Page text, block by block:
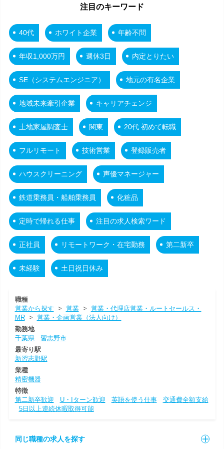
注目のキーワード
40代 ホワイト企業 年齢不問
年収1,000万円 週休3日 内定とりたい
SE（システムエンジニア） 地元の有名企業
地域未来牽引企業 キャリアチェンジ
土地家屋調査士 関東 20代 初めて転職
フルリモート 技術営業 登録販売者
ハウスクリーニング 声優マネージャー
鉄道乗務員・船舶乗務員 化粧品
定時で帰れる仕事 注目の求人検索ワード
正社員 リモートワーク・在宅勤務 第二新卒
未経験 土日祝日休み
職種
営業から探す > 営業> 営業・代理店営業・ルートセールス・
MR> 営業・企画営業（法人向け）
勤務地
千葉県
習志野市
最寄り駅
新習志野駅
業種
精密機器
特徴
第二新卒歓迎
U・Iターン歓迎 英語を使う仕事
交通費全額支給
5日以上連続休暇取得可能
同じ職種の求人を探す